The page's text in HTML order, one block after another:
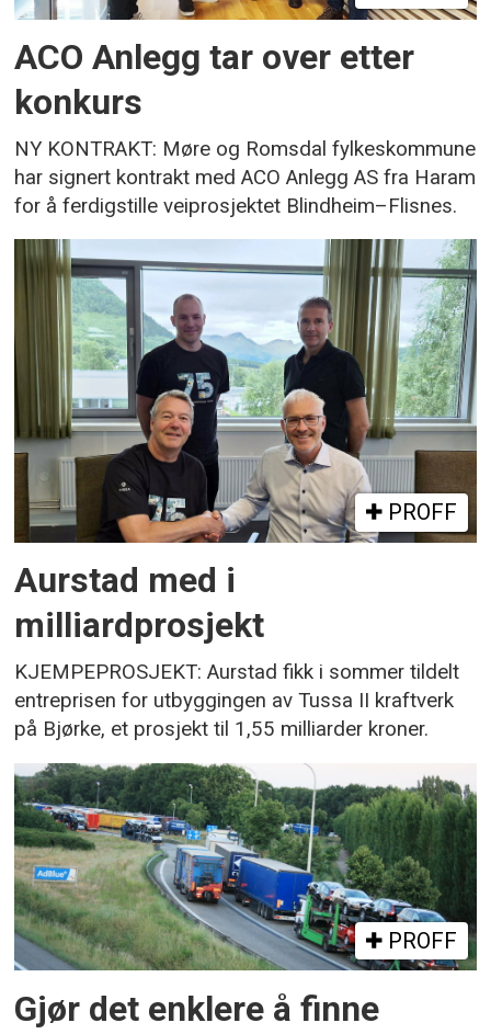
ACO Anlegg tar over etter
konkurs
NY KONTRAKT: Møre og Romsdal fylkeskommune
har signert kontrakt med ACO Anlegg AS fra Haram
for å ferdigstille veiprosjektet Blindheim–Flisnes.
PROFF
Aurstad med i
milliardprosjekt
KJEMPEPROSJEKT: Aurstad fikk i sommer tildelt
entreprisen for utbyggingen av Tussa II kraftverk
på Bjørke, et prosjekt til 1,55 milliarder kroner.
PROFF
Gjør det enklere å finne